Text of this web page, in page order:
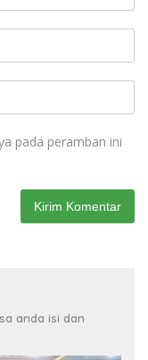
pada peramban ini
anda isi dan